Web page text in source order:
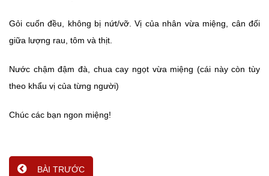
Gỏi cuốn đều, không bị nứt/vỡ. Vị của nhân vừa miệng, cân đối
giữa lượng rau, tôm và thịt.
Nước chậm đậm đà, chua cay ngọt vừa miệng (cái này còn tùy
theo khẩu vị của từng người)
Chúc các bạn ngon miệng!
BÀI TRƯỚC